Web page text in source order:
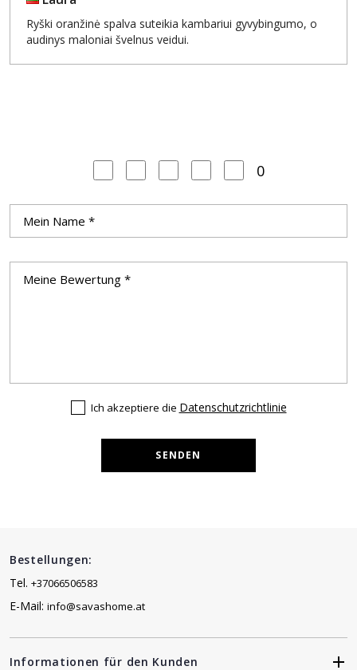
Ryški oranžinė spalva suteikia kambariui gyvybingumo, o
audinys maloniai švelnus veidui.
0
Ich akzeptiere die Datenschutzrichtlinie
SENDEN
Bestellungen:
Tel. +37066506583
E-Mail: info@savashome.at
Informationen für den Kunden